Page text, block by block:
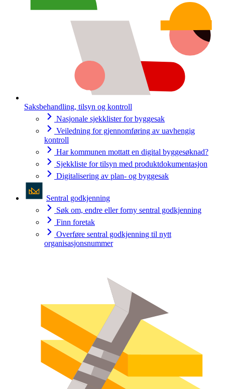
Saksbehandling, tilsyn og kontroll
Nasjonale sjekklister for byggesak
Veiledning for gjennomføring av uavhengig
kontroll
Har kommunen mottatt en digital byggesøknad?
Sjekkliste for tilsyn med produktdokumentasjon
Digitalisering av plan- og byggesak
Sentral godkjenning
Søk om, endre eller forny sentral godkjenning
Finn foretak
Overføre sentral godkjenning til nytt
organisasjonsnummer